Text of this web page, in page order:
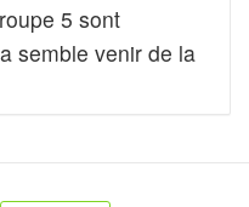
5 sont
semble venir de la